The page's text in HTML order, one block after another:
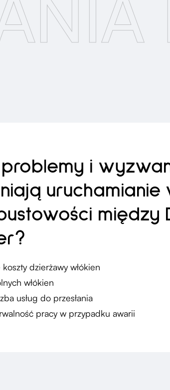
problemy i
uruchamianie
między
dzierżawy włókien
włókien
usług do przesłania
pracy w przypadku awarii